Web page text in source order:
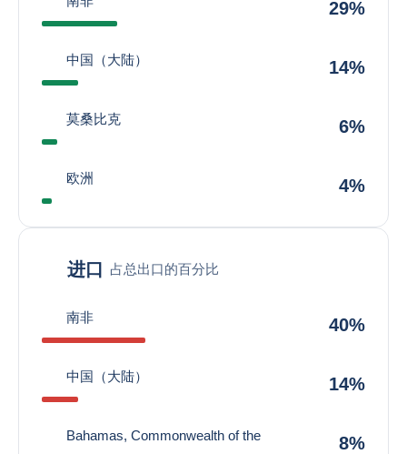
29%
中国（大陆） 14%
莫桑比克 6%
欧洲 4%
进口 占总出口的百分比
南非 40%
中国（大陆） 14%
Bahamas, Commonwealth of the 8%